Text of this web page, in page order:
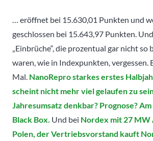
… eröffnet bei 15.630,01 Punkten und
geschlossen bei 15.643,97 Punkten.
„Einbrüche“, die prozentual gar nicht so
waren, wie in Indexpunkten, vergessen.
Mal. NanoRepro starkes erstes
scheint nicht mehr viel gelaufen zu
Jahresumsatz denkbar? Prognose?
Black Box. Und bei Nordex mit 27 MW
Polen, der Vertriebsvorstand kauft